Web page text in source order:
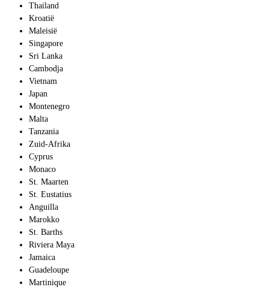
Thailand
Kroatië
Maleisië
Singapore
Sri Lanka
Cambodja
Vietnam
Japan
Montenegro
Malta
Tanzania
Zuid-Afrika
Cyprus
Monaco
St. Maarten
St. Eustatius
Anguilla
Marokko
St. Barths
Riviera Maya
Jamaica
Guadeloupe
Martinique